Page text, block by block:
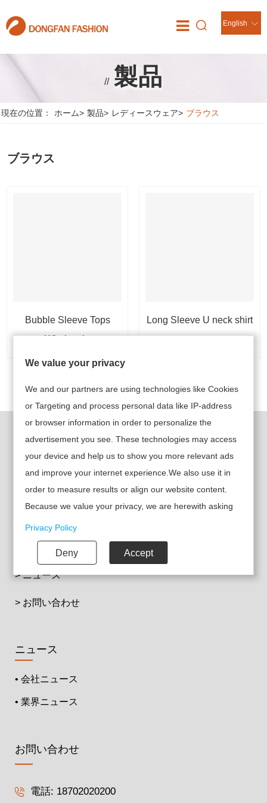
English
// 製品
現在の位置： ホーム> 製品> レディースウェア> ブラウス
ブラウス
Bubble Sleeve Tops
Wholesale
Long Sleeve U neck shirt
women
クイックリンク
> 製品
> ニュース
> お問い合わせ
製品
• 子供用ウェア
• メンズウェア
ニュース
• 会社ニュース
• 業界ニュース
お問い合わせ
電話: 18702020200
We value your privacy
We and our partners are using technologies like Cookies
or Targeting and process personal data like IP-address
or browser information in order to personalize the
advertisement you see. These technologies may access
your device and help us to show you more relevant ads
and improve your internet experience.We also use it in
order to measure results or align our website content.
Because we value your privacy, we are herewith asking
your permission to use the following technologies.
Privacy Policy
Deny Accept